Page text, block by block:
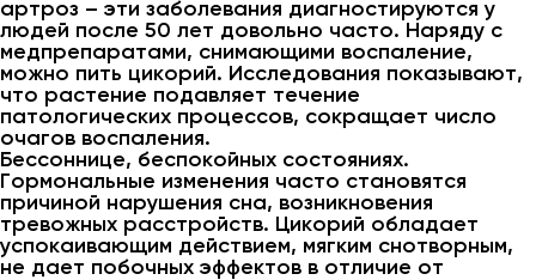
артроз – эти заболевания диагностируются у
людей после 50 лет довольно часто. Наряду с
медпрепаратами, снимающими воспаление,
можно пить цикорий. Исследования показывают,
что растение подавляет течение
патологических процессов, сокращает число
очагов воспаления.
Бессоннице, беспокойных состояниях.
Гормональные изменения часто становятся
причиной нарушения сна, возникновения
тревожных расстройств. Цикорий обладает
успокаивающим действием, мягким снотворным,
не дает побочных эффектов в отличие от